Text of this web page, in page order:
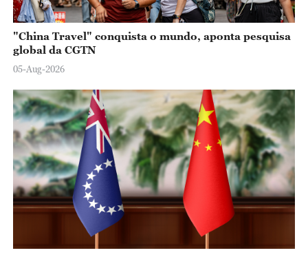
"China Travel" conquista o mundo, aponta pesquisa
global da CGTN
05-Aug-2026